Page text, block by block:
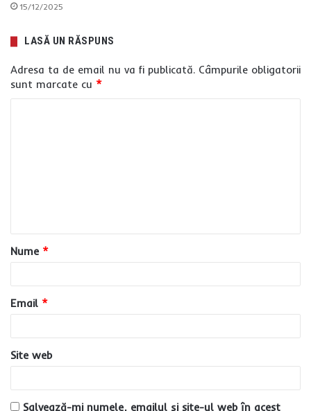
15/12/2025
LASĂ UN RĂSPUNS
Adresa ta de email nu va fi publicată. Câmpurile obligatorii
sunt marcate cu *
a
r
u
*
Nume *
Email *
Site web
Salvează-mi numele, emailul și site-ul web în acest